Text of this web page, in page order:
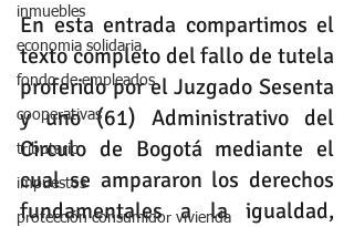
inmuebles
economia solidaria
fondo de empleados
cooperativas
tributario
impuestos
protección consumidor vivienda
En esta entrada compartimos el
texto completo del fallo de tutela
proferido por el Juzgado Sesenta
y uno (61) Administrativo del
Circulo de Bogotá mediante el
cual se ampararon los derechos
fundamentales a la igualdad,